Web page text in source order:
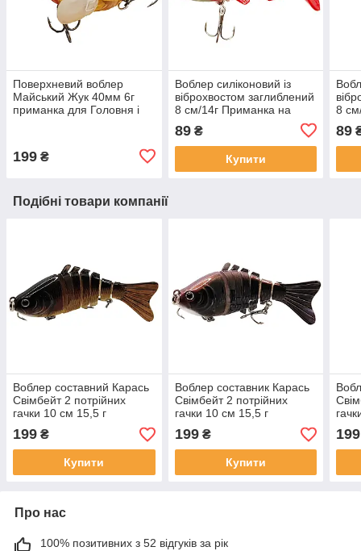
Поверхневий воблер
Майський Жук 40мм 6г
приманка для Головня і
199 ₴
Воблер силіконовий із
віброхвостом заглиблений
8 см/14г Приманка на
89₴
Купити
8
89
Подібні товари компанії
Воблер составний Карась
Свімбейт 2 потрійних
гачки 10 см 15,5 г
Риболова приманка на
хижака
199 ₴
Купити
Воблер составник Карась
Свімбейт 2 потрійних
гачки 10 см 15,5 г
Риболова приманка на
хижака
199₴
Купити
199
Про нас
100% позитивних з 52 відгуків за рік